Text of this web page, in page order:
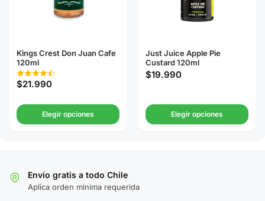
Kings Crest Don Juan Cafe
120ml
$21.990
Elegir opciones
Just Juice Apple Pie
Custard 120ml
$19.990
Elegir opciones
Envío gratis a todo Chile
Aplica orden minima requerida